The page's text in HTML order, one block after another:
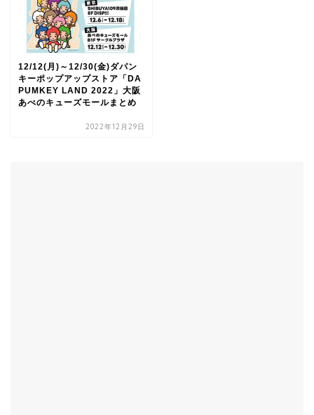
12/12(月)～12/30(金)ダパン
キーポップアップストア「DA
PUMKEY LAND 2022」大阪
あべのキューズモールまとめ
2022年12月29日